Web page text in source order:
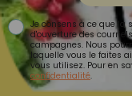
Je consens à ce que la
d'ouverture des
campagnes. Nous
laquelle vous le faites
vous utilisez. Pour en
confidentialité.